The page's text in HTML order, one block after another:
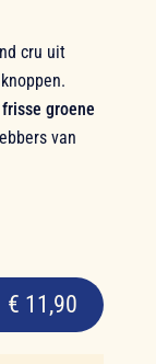
cru uit
frisse groene
van
€ 11,90